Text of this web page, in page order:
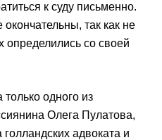
к суду письменно.
так как не
определились со своей
только одного из
Олега Пулатова,
адвоката и